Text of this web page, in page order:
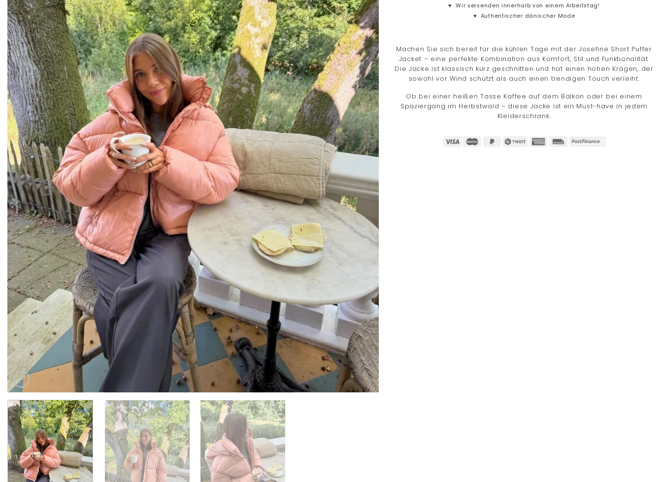
♥Wir versenden innerhalb von einem Arbeitstag!
♥ Authentischer dänischer Mode
Machen Sie sich bereit für die kühlen Tage mit der Josefine Short Puffer
Jacket – eine perfekte Kombination aus Komfort, Stil und Funktionalität.
Die Jacke ist klassisch kurz geschnitten und hat einen hohen Kragen, der
sowohl vor Wind schützt als auch einen trendigen Touch verleiht.
Ob bei einer heißen Tasse Kaffee auf dem Balkon oder bei einem
Spaziergang im Herbstwald – diese Jacke ist ein Must-have in jedem
Kleiderschrank.